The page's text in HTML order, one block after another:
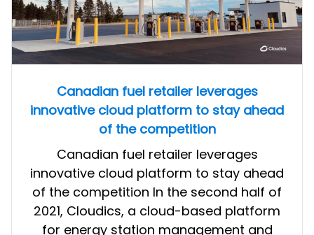
Canadian fuel retailer leverages
innovative cloud platform to stay ahead
of the competition
Canadian fuel retailer leverages
innovative cloud platform to stay ahead
of the competition In the second half of
2021, Cloudics, a cloud-based platform
for energy station management and